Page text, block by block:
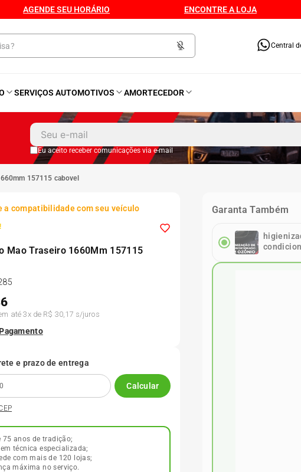
AGENDE SEU HORÁRIO ENCONTRE A LOJA
Central
SERVIÇOS AUTOMOTIVOS AMORTECEDOR
Eu aceito receber comunicações via e-mail
157115 cabovel
a compatibilidade com seu veículo
Mao Traseiro 1660Mm 157115
até3x de R$ 30,17 s/juros
e prazo de entrega
Calcular
75 anos de tradição;
técnica especializada;
com mais de 120 lojas;
máxima no serviço.
Garanta Também